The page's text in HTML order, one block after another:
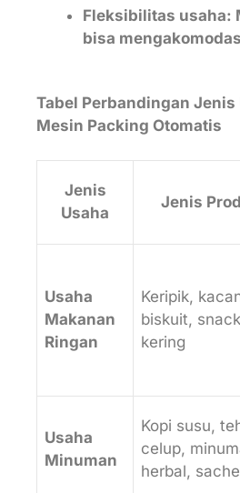
Fleksibilitas usaha:
bisa
Tabel Perbandingan Jenis
Mesin Packing Otomatis
Jenis
Usaha
Jenis
Usaha
Makanan
Ringan
Keripik,
biskuit, snack
kering
Usaha
Minuman
Kopi susu,
celup,
herbal,